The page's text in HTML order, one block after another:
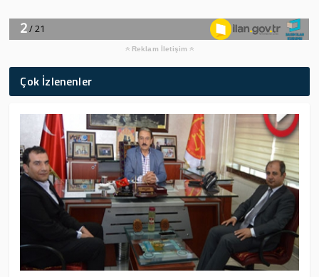
Reklam İletişim
Çok İzlenenler